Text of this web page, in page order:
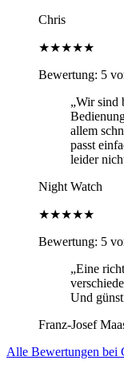
Chris
★★★★★
Bewertung: 5
„Wir sind
allem
passt
leider
Night Watch
★★★★★
Bewertung: 5
„Eine
Und
Franz-Josef
Alle Bewertungen bei